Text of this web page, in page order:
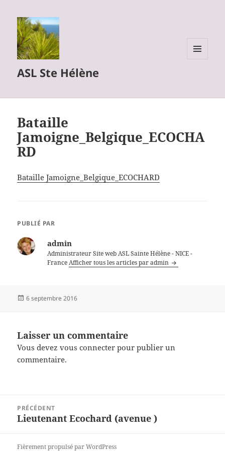
ASL Ste Hélène
Bataille
Jamoigne_Belgique_ECOCHA
RD
Bataille Jamoigne_Belgique_ECOCHARD
PUBLIÉ PAR
admin
Administrateur Site web ASL Sainte Hélène - NICE -
FranceAfficher tous les articles par admin
Publié
6 septembre 2016
Laisser un commentaire
Vous devezvous connecter pour publier un
commentaire.
l’article
PRÉCÉDENT
Article
Lieutenant Ecochard (avenue )
Fièrement propulsé par WordPress